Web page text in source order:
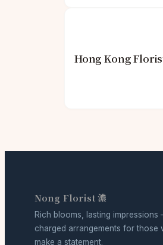
Hong Kong
Nong Florist 濃
Rich blooms, lasting
charged arrangements for those
make a statement.